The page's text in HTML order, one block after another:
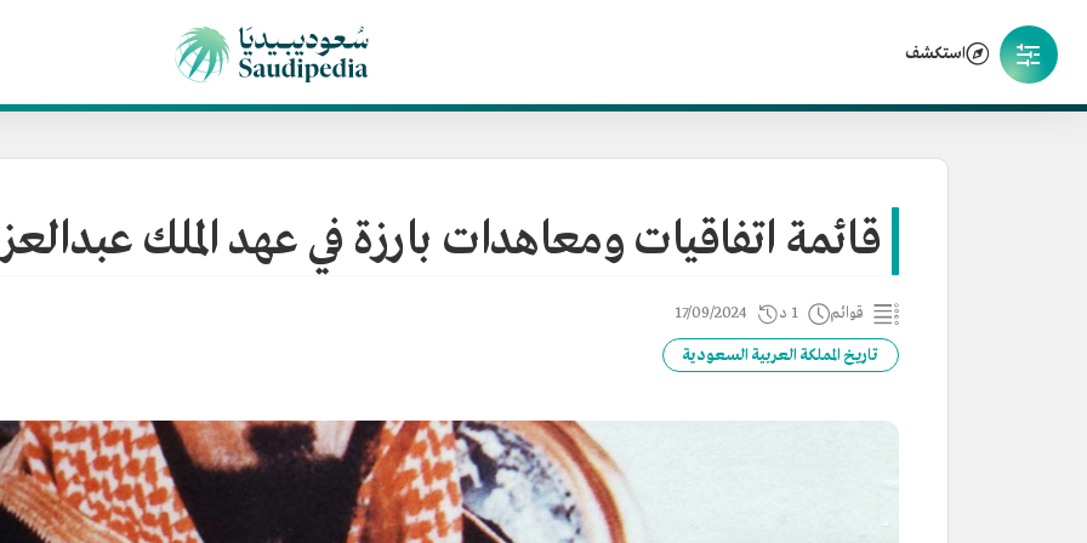
استكشف
قائمة اتفاقيات ومعاهدات بارزة في عهد الملك
قوائم 1 د 17/09/2024
تاريخ المملكة العربية السعودية